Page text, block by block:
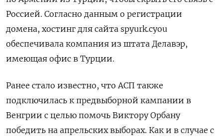
Россией. Согласно данным о регистрации
домена, хостинг для сайта spyurk.cyou
обеспечивала компания из штата Делавэр,
имеющая офис в Турции.
Ранее стало известно, что АСП также
подключилась к предвыборной кампании в
Венгрии с целью помочь Виктору Орбану
победить на апрельских выборах. Как и в случае с